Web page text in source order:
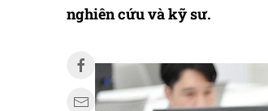
nghiên cứu và kỹ sư.